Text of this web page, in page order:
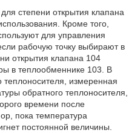
степени открытия клапана
Кроме того,
для управления
рабочую точку выбирают в
открытия клапана 104
в теплообменнике 103. В
теплоносителя, измеренная
обратного теплоносителя,
времени после
пока температура
постоянной величины.